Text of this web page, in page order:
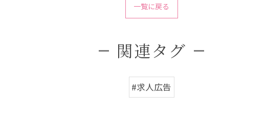
一覧に戻る
関連タグ
#求人広告